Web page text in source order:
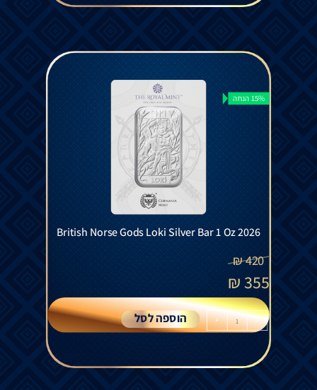
15% הנחה
British Norse Gods Loki Silver Bar 1 Oz 2026
420
₪
355
₪
-
+ הוספה לסל